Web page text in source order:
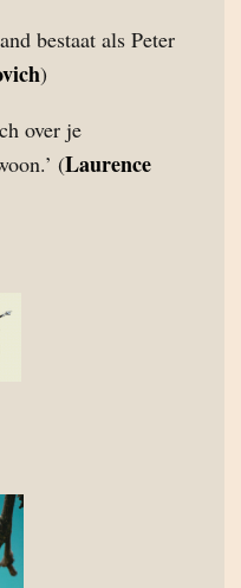
bestaat als Peter
)
over je
(Laurence